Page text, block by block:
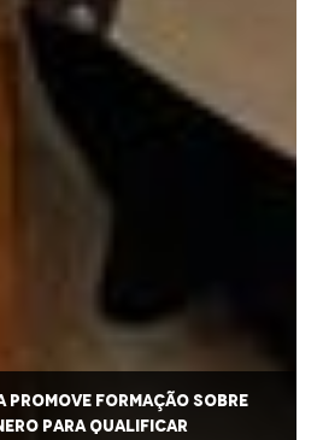
promove formação sobre
para qualificar